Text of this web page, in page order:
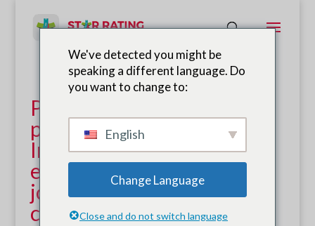
Publicado el informe
público de AI&ME:
Iniciativa de
empoderamiento de los
jóvenes para unas
carreteras más seguras
We've detected you might be
speaking a different language. Do
you want to change to:
English
Change Language
Close and do not switch language